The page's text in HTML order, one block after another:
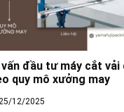
đầu tư máy cắt vải
quy mô xưởng may
12/2025